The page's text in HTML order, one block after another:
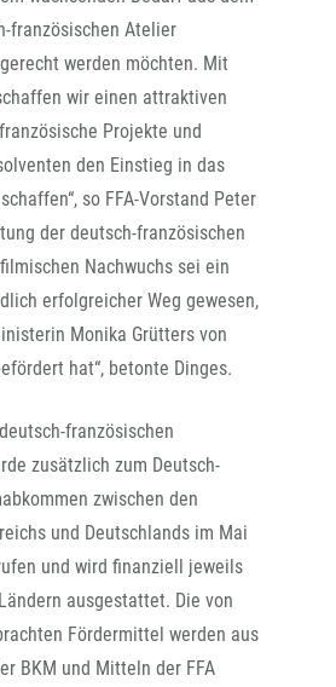
französischen Atelier
werden möchten. Mit
wir einen attraktiven
Projekte und
den Einstieg in das
so FFA-Vorstand Peter
der deutsch-französischen
Nachwuchs sei ein
erfolgreicher Weg gewesen,
Monika Grütters von
hat“, betonte Dinges.
französischen
zusätzlich zum Deutsch-
zwischen den
und Deutschlands im Mai
und wird finanziell jeweils
ausgestattet. Die von
Fördermittel werden aus
BKM und Mitteln der FFA